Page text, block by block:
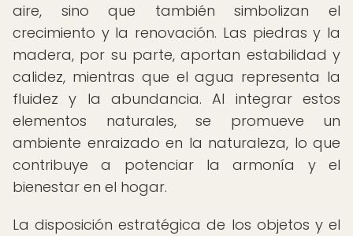
aire, sino que también simbolizan el
crecimiento y la renovación. Las piedras y la
madera, por su parte, aportan estabilidad y
calidez, mientras que el agua representa la
fluidez y la abundancia. Al integrar estos
elementos naturales, se promueve un
ambiente enraizado en la naturaleza, lo que
contribuye a potenciar la armonía y el
bienestar en el hogar.
La disposición estratégica de los objetos y el